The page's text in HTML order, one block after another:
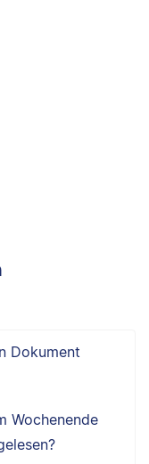
Dokument
Wochenende